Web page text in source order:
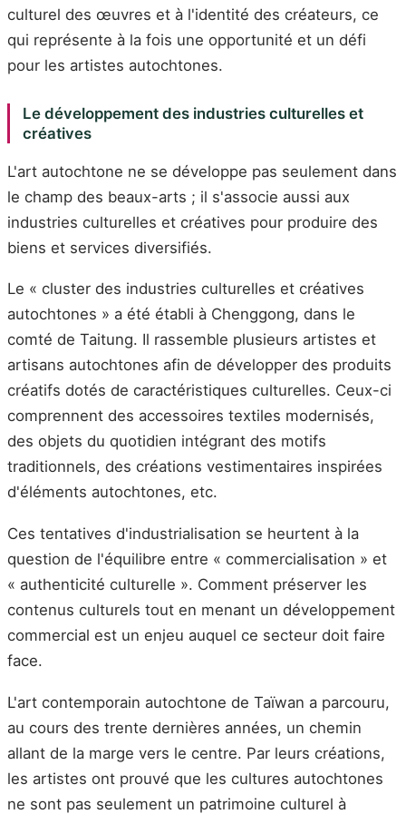
culturel des œuvres et à l'identité des créateurs, ce
qui représente à la fois une opportunité et un défi
pour les artistes autochtones.
Le développement des industries culturelles et
créatives
L'art autochtone ne se développe pas seulement dans
le champ des beaux-arts ; il s'associe aussi aux
industries culturelles et créatives pour produire des
biens et services diversifiés.
Le « cluster des industries culturelles et créatives
autochtones » a été établi à Chenggong, dans le
comté de Taitung. Il rassemble plusieurs artistes et
artisans autochtones afin de développer des produits
créatifs dotés de caractéristiques culturelles. Ceux-ci
comprennent des accessoires textiles modernisés,
des objets du quotidien intégrant des motifs
traditionnels, des créations vestimentaires inspirées
d'éléments autochtones, etc.
Ces tentatives d'industrialisation se heurtent à la
question de l'équilibre entre « commercialisation » et
« authenticité culturelle ». Comment préserver les
contenus culturels tout en menant un développement
commercial est un enjeu auquel ce secteur doit faire
face.
L'art contemporain autochtone de Taïwan a parcouru,
au cours des trente dernières années, un chemin
allant de la marge vers le centre. Par leurs créations,
les artistes ont prouvé que les cultures autochtones
ne sont pas seulement un patrimoine culturel à